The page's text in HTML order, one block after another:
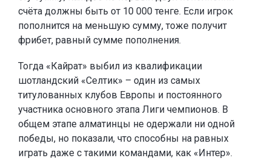
счёта должны быть от 10 000 тенге. Если игрок
пополнится на меньшую сумму, тоже получит
фрибет, равный сумме пополнения.
Тогда «Кайрат» выбил из квалификации
шотландский «Селтик» – один из самых
титулованных клубов Европы и постоянного
участника основного этапа Лиги чемпионов. В
общем этапе алматинцы не одержали ни одной
победы, но показали, что способны на равных
играть даже с такими командами, как «Интер».